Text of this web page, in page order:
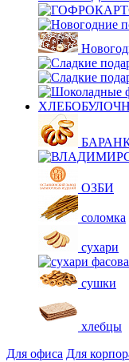
ОЗБИ
соломка
сухари
сушки
хлебцы
Для офиса Для